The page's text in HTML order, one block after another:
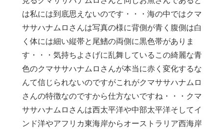
は私には到底思えないのです・・・海の中ではクマ
ササハナムロさんは写真の様に背側が青く腹側は白
く体には細い縦帯と尾鰭の両側に黒色帯がありま
す・・・気持ちよさげに乱舞しているこの綺麗な青
色のクマササハナムロさんが本当に赤く変化するな
んて信じられないのですがこれがクマササハナムロ
さんの特徴なのですから仕方ないですね・・・クマ
ササハナムロさんは西太平洋や中部太平洋そしてイ
ンド洋やアフリカ東海岸からオーストラリア西海岸